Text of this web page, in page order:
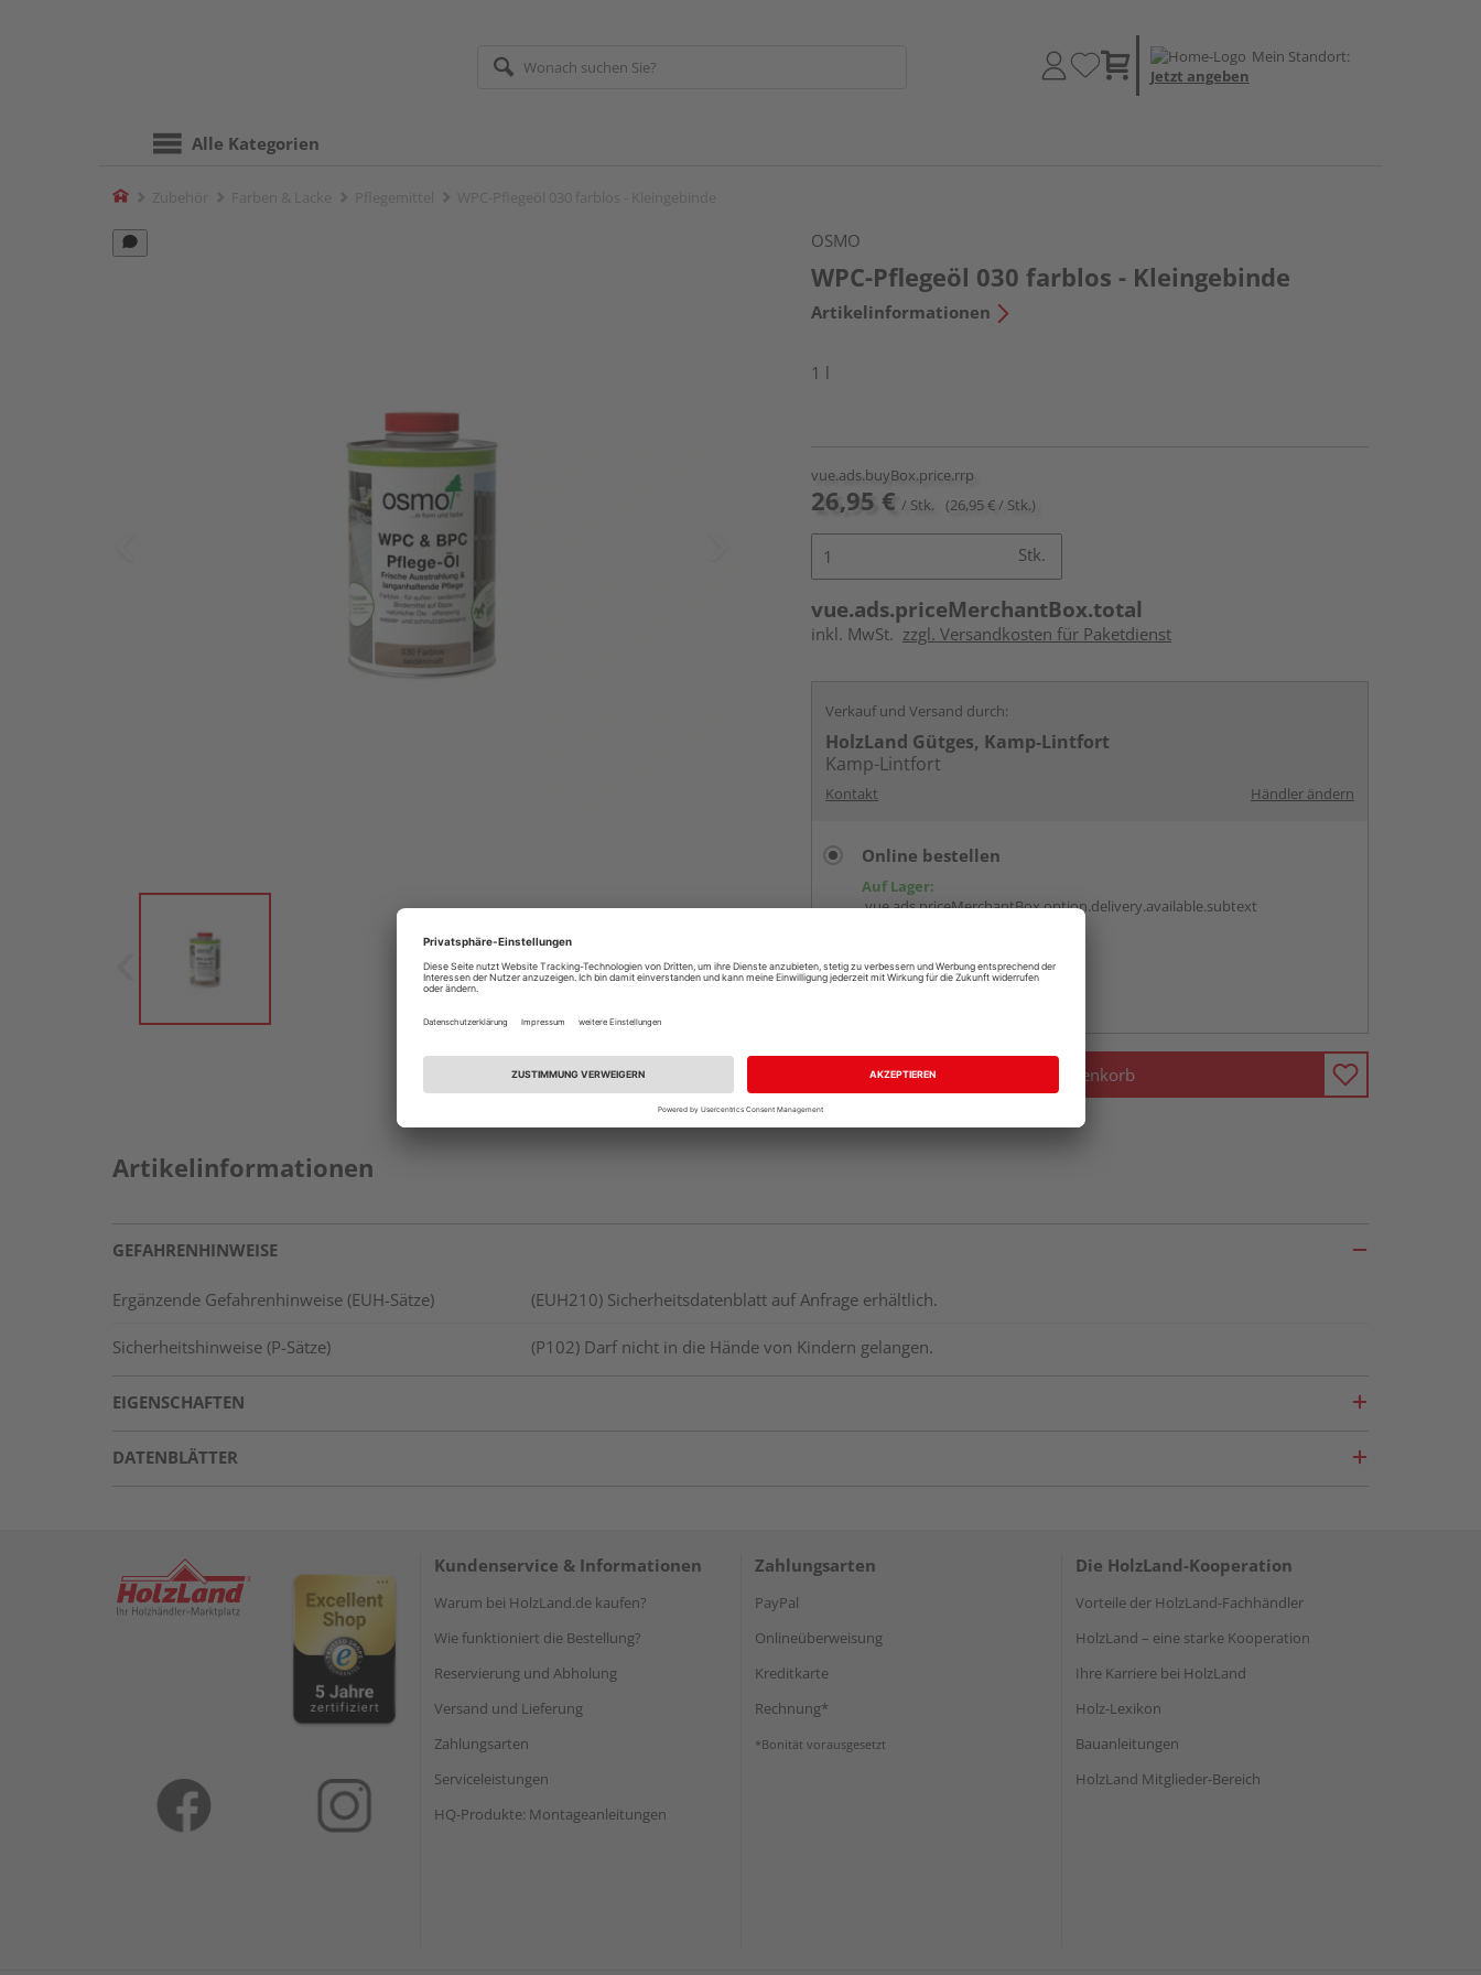
Mein Standort:
Jetzt angeben
Alle Kategorien
Home
OSMO
WPC-Pflegeöl 030 farblos - Kleingebinde
Artikelinformationen
1 l
vue.ads.buyBox.price.rrp
26,95 € / Stk. (26,95 € / Stk.)
Stk.
vue.ads.priceMerchantBox.total
inkl. MwSt. zzgl. Versandkosten für Paketdienst
Verkauf und Versand durch:
HolzLand Gütges, Kamp-Lintfort
Kamp-Lintfort
Kontakt Händler ändern
Online bestellen
Auf Lager:
vue.ads.priceMerchantBox.option.delivery.available.subtext
Beim Händler abholen
In den Warenkorb
Artikelinformationen
GEFAHRENHINWEISE
Ergänzende Gefahrenhinweise (EUH-Sätze) (EUH210) Sicherheitsdatenblatt auf Anfrage erhältlich.
Sicherheitshinweise (P-Sätze) (P102) Darf nicht in die Hände von Kindern gelangen.
EIGENSCHAFTEN
DATENBLÄTTER
Kundenservice & Informationen
Warum bei HolzLand.de kaufen?
Wie funktioniert die Bestellung?
Reservierung und Abholung
Versand und Lieferung
Zahlungsarten
Serviceleistungen
HQ-Produkte: Montageanleitungen
Zahlungsarten
PayPal
Onlineüberweisung
Kreditkarte
Rechnung*
*Bonität vorausgesetzt
Die HolzLand-Kooperation
Vorteile der HolzLand-Fachhändler
HolzLand – eine starke Kooperation
Ihre Karriere bei HolzLand
Holz-Lexikon
Bauanleitungen
HolzLand Mitglieder-Bereich